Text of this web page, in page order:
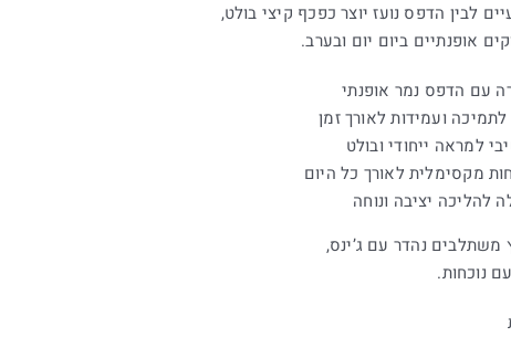
לבין הדפס נועז יוצר כפכף קיצי בולט,
אופנתיים ביום יום ובערב.
עם הדפס נמר אופנתי
ועמידות לאורך זמן
למראה ייחודי ובולט
מקסימלית לאורך כל היום
להליכה יציבה ונוחה
נהדר עם ג’ינס,
נוכחות.